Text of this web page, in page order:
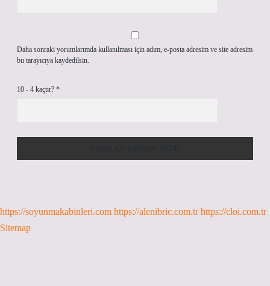
Daha sonraki yorumlarımda kullanılması için adım, e-posta adresim ve site adresim
bu tarayıcıya kaydedilsin.
10 - 4 kaçtır? *
https://soyunmakabinleri.com https://alenibric.com.tr https://cloi.com.tr
Sitemap